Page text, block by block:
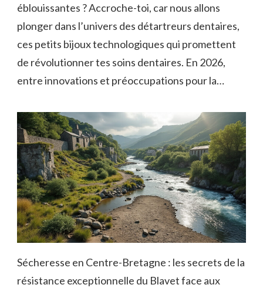
éblouissantes ? Accroche-toi, car nous allons
plonger dans l’univers des détartreurs dentaires,
ces petits bijoux technologiques qui promettent
de révolutionner tes soins dentaires. En 2026,
entre innovations et préoccupations pour la…
Sécheresse en Centre-Bretagne : les secrets de la
résistance exceptionnelle du Blavet face aux